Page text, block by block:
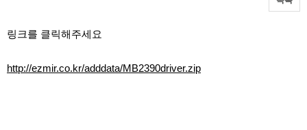
링크를 클릭해주세요
http://ezmir.co.kr/adddata/MB2390driver.zip